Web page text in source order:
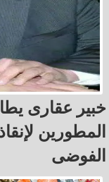
خبير عقارى
المطورين
الفوضى